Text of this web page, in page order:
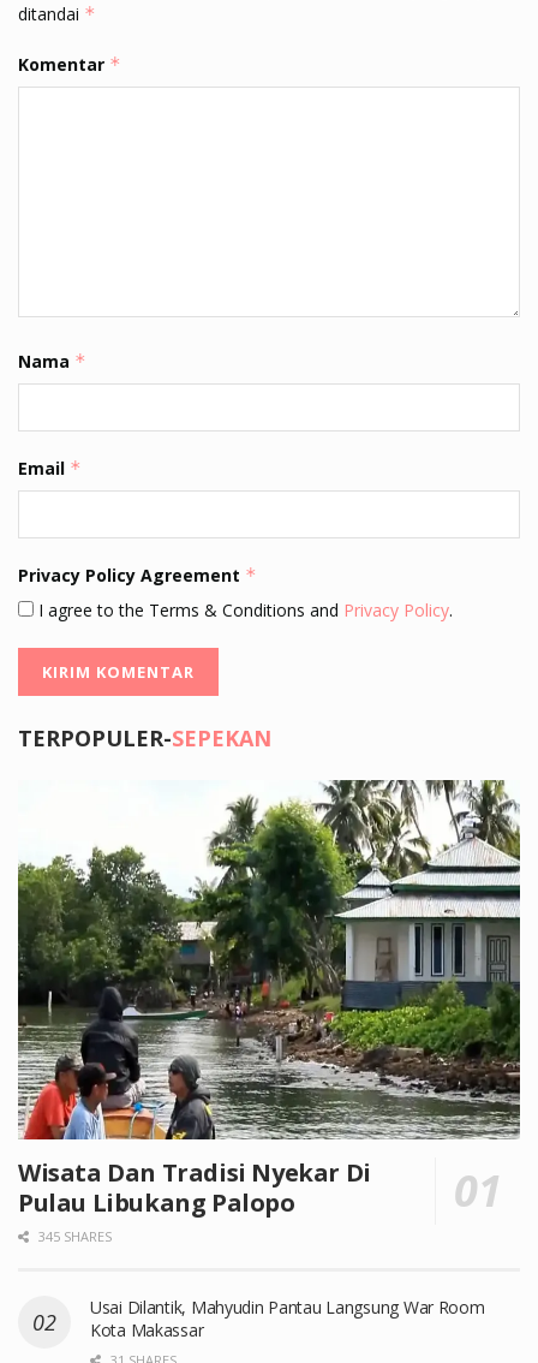
ditandai *
Komentar *
Nama *
Email *
Privacy Policy Agreement *
I agree to the Terms & Conditions and Privacy Policy.
TERPOPULER-SEPEKAN
Wisata Dan Tradisi Nyekar Di
Pulau Libukang Palopo
345 SHARES
Usai Dilantik, Mahyudin Pantau Langsung War Room
Kota Makassar